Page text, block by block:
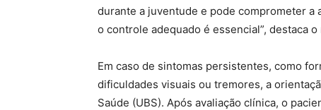
durante a juventude e pode comprometer a
o controle adequado é essencial”, destaca
Em caso de sintomas persistentes, como
dificuldades visuais ou tremores, a
Saúde (UBS). Após avaliação clínica, o